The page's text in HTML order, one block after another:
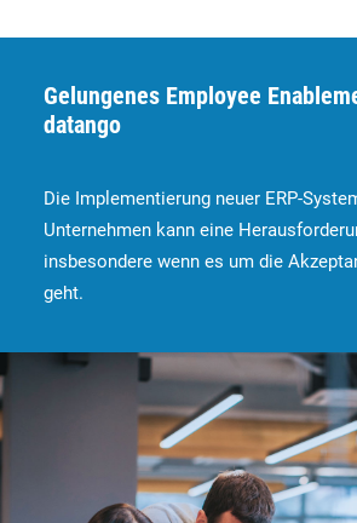
Gelungenes Employee
datango
Die Implementierung neuer ERP-
Unternehmen kann eine
insbesondere wenn es um die
geht.